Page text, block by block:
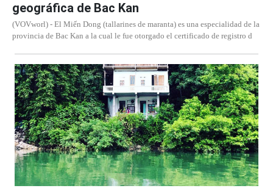
geográfica de Bac Kan
(VOVworl) - El Miến Dong (tallarines de maranta) es una especialidad de la
provincia de Bac Kan a la cual le fue otorgado el certificado de registro d